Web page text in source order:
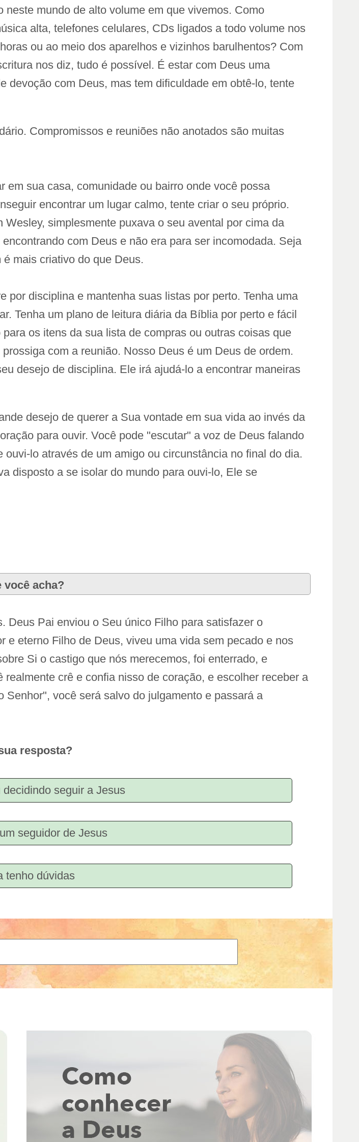
mundo de alto volume em que vivemos. Como
alta, telefones celulares, CDs ligados a todo volume nos
ou ao meio dos aparelhos e vizinhos barulhentos? Com
nos diz, tudo é possível. É estar com Deus uma
devoção com Deus, mas tem dificuldade em obtê-lo, tente
Compromissos e reuniões não anotados são muitas
em sua casa, comunidade ou bairro onde você possa
encontrar um lugar calmo, tente criar o seu próprio.
simplesmente puxava o seu avental por cima da
com Deus e não era para ser incomodada. Seja
mais criativo do que Deus.
por disciplina e mantenha suas listas por perto. Tenha uma
Tenha um plano de leitura diária da Bíblia por perto e fácil
os itens da sua lista de compras ou outras coisas que
com a reunião. Nosso Deus é um Deus de ordem.
desejo de disciplina. Ele irá ajudá-lo a encontrar maneiras
desejo de querer a Sua vontade em sua vida ao invés da
para ouvir. Você pode "escutar" a voz de Deus falando
lo através de um amigo ou circunstância no final do dia.
disposto a se isolar do mundo para ouvi-lo, Ele se
você acha?
Deus Pai enviou o Seu único Filho para satisfazer o
eterno Filho de Deus, viveu uma vida sem pecado e nos
Si o castigo que nós merecemos, foi enterrado, e
crê e confia nisso de coração, e escolher receber a
você será salvo do julgamento e passará a
resposta?
seguir a Jesus
seguidor de Jesus
tenho dúvidas